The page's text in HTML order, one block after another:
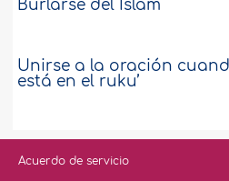
Burlarse del Islam
Unirse a la oración
está en el ruku’
Acuerdo de servicio